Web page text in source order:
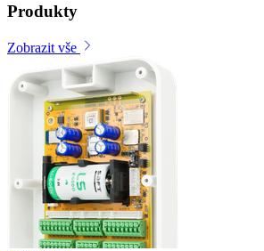
Produkty
Zobrazit vše